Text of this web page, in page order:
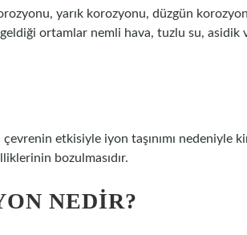
yarık korozyonu, düzgün
ortamlar nemli hava, tuzlu su, asidik
etkisiyle iyon taşınımı nedeniyle
bozulmasıdır.
NEDIR?